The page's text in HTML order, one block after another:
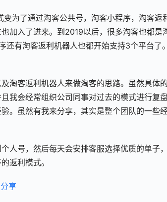
为了通过淘客公共号，淘客小程序，淘客返
加入了进来。到2019以后，很多淘客也都是
还有淘客返利机器人也都开始支持3个平台了
淘客返利机器人来做淘客的思路。虽然具体
我会经常组织公司同事对过去的模式进行复
。虽然有我来分享，其实是整个团队的一些
人号，然后每天会安排客服选择优质的单子
返利模式。
享